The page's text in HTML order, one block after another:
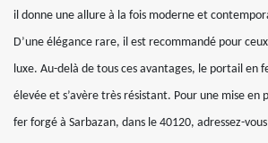
il donne une allure à la fois moderne et
D’une élégance rare, il est recommandé pour
luxe. Au-delà de tous ces avantages, le portail en
élevée et s’avère très résistant. Pour une mise en
fer forgé à Sarbazan, dans le 40120, adressez-